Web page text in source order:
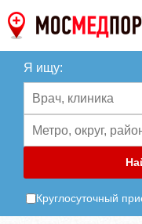
Я ищу:
Круглосуточный